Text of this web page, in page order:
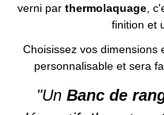
verni par thermolaquage,
finition et
Choisissez vos dimensions
personnalisable et sera
"Un Banc de